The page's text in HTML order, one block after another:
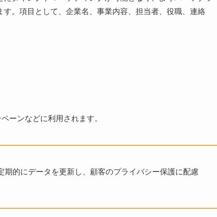
。項目として、企業名、事業内容、担当者、役職、連絡
ーンなどに利用されます。
的にデータを更新し、顧客のプライバシー保護に配慮